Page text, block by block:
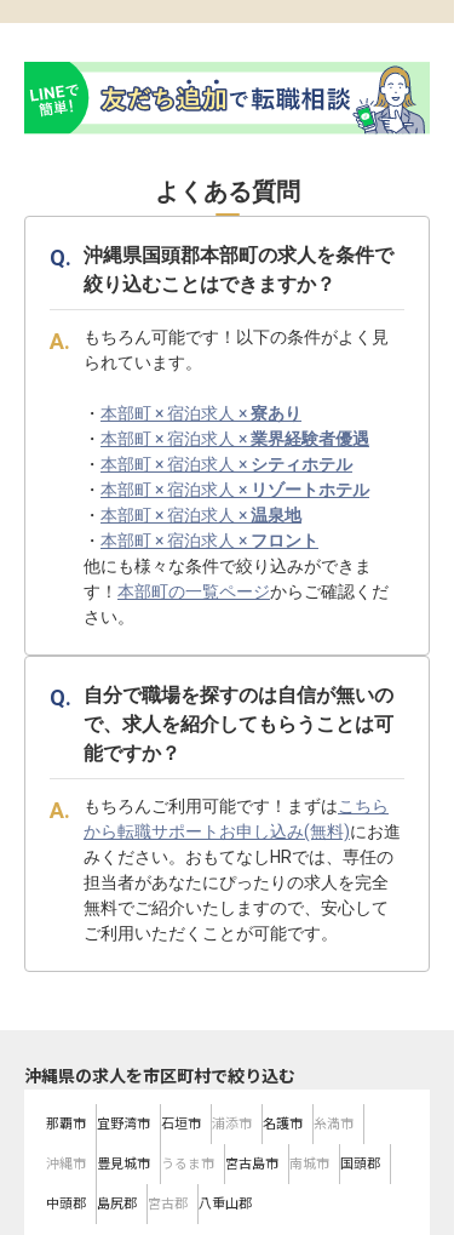
よくある質問
沖縄県国頭郡本部町の求人を条件で
絞り込むことはできますか？
もちろん可能です！以下の条件がよく見
られています。
・ 本部町 × 宿泊求人 ×寮あり
・ 本部町 × 宿泊求人 ×業界経験者優遇
・ 本部町 × 宿泊求人 × シティホテル
・ 本部町 × 宿泊求人 × リゾートホテル
・ 本部町 × 宿泊求人 ×温泉地
・ 本部町 × 宿泊求人 × フロント
他にも様々な条件で絞り込みができま
す！ 本部町の一覧ページからご確認くだ
さい。
自分で職場を探すのは自信が無いの
で、求人を紹介してもらうことは可
能ですか？
もちろんご利用可能です！まずはこちら
から転職サポートお申し込み(無料)にお進
みください。おもてなしHRでは、専任の
担当者があなたにぴったりの求人を完全
無料でご紹介いたしますので、安心して
ご利用いただくことが可能です。
沖縄県の求人を市区町村で絞り込む
那覇市 宜野湾市 石垣市 浦添市 名護市 糸満市
沖縄市 豊見城市 うるま市 宮古島市 南城市 国頭郡
中頭郡 島尻郡 宮古郡 八重山郡